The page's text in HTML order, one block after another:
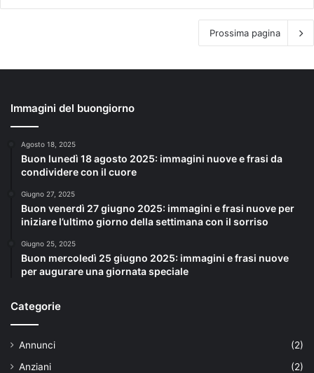
Prossima pagina
Immagini del buongiorno
Agosto 18, 2025
Buon lunedì 18 agosto 2025: immagini nuove e frasi da
condividere con il cuore
Giugno 27, 2025
Buon venerdì 27 giugno 2025: immagini e frasi nuove per
iniziare l’ultimo giorno della settimana con il sorriso
Giugno 25, 2025
Buon mercoledì 25 giugno 2025: immagini e frasi nuove
per augurare una giornata speciale
Categorie
Annunci
(2)
Anziani
(2)